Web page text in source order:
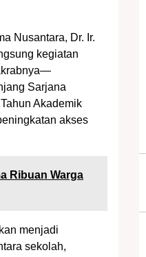
Nusantara, Dr. Ir.
kegiatan
Sarjana
Akademik
akses
Ribuan Warga
menjadi
sekolah,